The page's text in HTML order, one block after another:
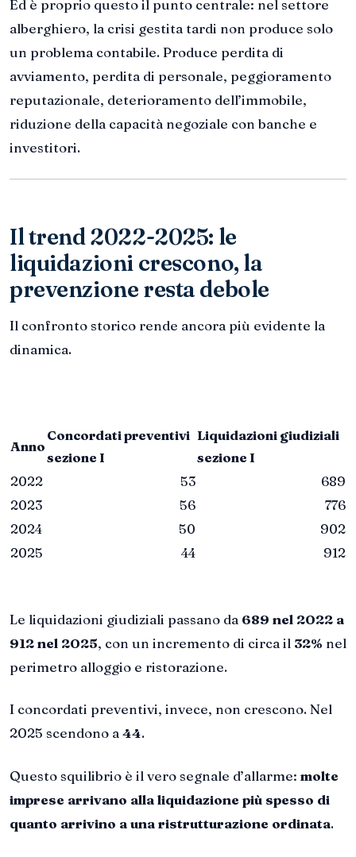
Ed è proprio questo il punto centrale: nel settore
alberghiero, la crisi gestita tardi non produce solo
un problema contabile. Produce perdita di
avviamento, perdita di personale, peggioramento
reputazionale, deterioramento dell’immobile,
riduzione della capacità negoziale con banche e
investitori.
Il trend 2022-2025: le
liquidazioni crescono, la
prevenzione resta debole
Il confronto storico rende ancora più evidente la
dinamica.
Anno
Concordati preventivi
sezione I
Liquidazioni giudiziali
sezione I
2022
53
689
2023
56
776
2024
50
902
2025
44 912
Le liquidazioni giudiziali passano da 689 nel 2022 a
912 nel 2025, con un incremento di circa il 32% nel
perimetro alloggio e ristorazione.
I concordati preventivi, invece, non crescono. Nel
2025 scendono a44.
Questo squilibrio è il vero segnale d’allarme: molte
imprese arrivano alla liquidazione più spesso di
quanto arrivino a una ristrutturazione ordinata.